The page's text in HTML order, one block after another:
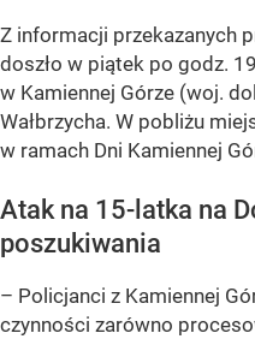
Z informacji przekazanych
doszło w piątek po godz.
w Kamiennej Górze (woj.
Wałbrzycha. W pobliżu
w ramach Dni Kamiennej
Atak na 15-latka na
poszukiwania
– Policjanci z Kamiennej
czynności zarówno